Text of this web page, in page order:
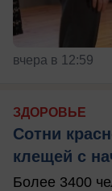
вчера в 12:59
ЗДОРОВЬЕ
Сотни
клещей с
Более 3400